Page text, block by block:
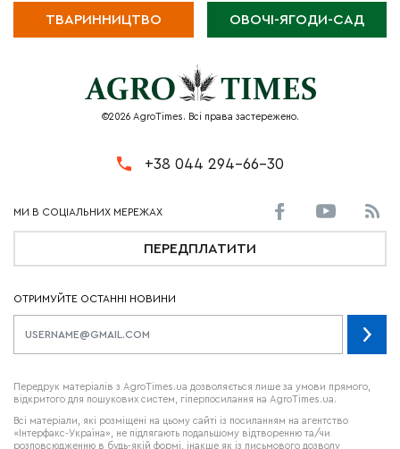
ТВАРИННИЦТВО ОВОЧІ-ЯГОДИ-САД
©2026 AgroTimes. Всі права застережено.
+38 044 294-66-30
ПЕРЕДПЛАТИТИ
ОТРИМУЙТЕ ОСТАННІ НОВИНИ
Передрук матеріалів з AgroTimes.ua дозволяється лише за умови прямого,
відкритого для пошукових систем, гіперпосилання на AgroTimes.ua.
Всі матеріали, які розміщені на цьому сайті із посиланням на агентство
«Інтерфакс-Україна», не підлягають подальшому відтворенню та/чи
розповсюдженню в будь-якій формі, інакше як із письмового дозволу